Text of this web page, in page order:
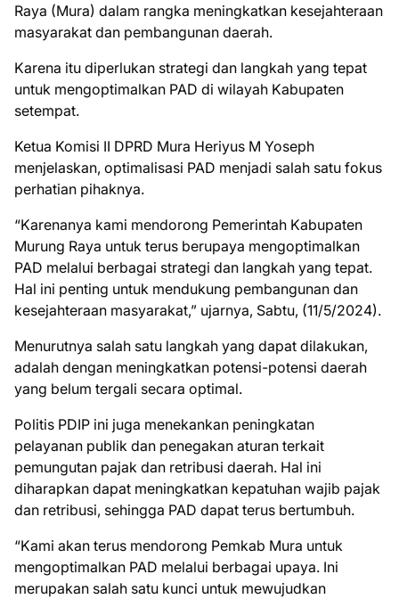
Raya (Mura) dalam rangka meningkatkan kesejahteraan
masyarakat dan pembangunan daerah.
Karena itu diperlukan strategi dan langkah yang tepat
untuk mengoptimalkan PAD di wilayah Kabupaten
setempat.
Ketua Komisi II DPRD Mura Heriyus M Yoseph
menjelaskan, optimalisasi PAD menjadi salah satu fokus
perhatian pihaknya.
“Karenanya kami mendorong Pemerintah Kabupaten
Murung Raya untuk terus berupaya mengoptimalkan
PAD melalui berbagai strategi dan langkah yang tepat.
Hal ini penting untuk mendukung pembangunan dan
kesejahteraan masyarakat,” ujarnya, Sabtu, (11/5/2024).
Menurutnya salah satu langkah yang dapat dilakukan,
adalah dengan meningkatkan potensi-potensi daerah
yang belum tergali secara optimal.
Politis PDIP ini juga menekankan peningkatan
pelayanan publik dan penegakan aturan terkait
pemungutan pajak dan retribusi daerah. Hal ini
diharapkan dapat meningkatkan kepatuhan wajib pajak
dan retribusi, sehingga PAD dapat terus bertumbuh.
“Kami akan terus mendorong Pemkab Mura untuk
mengoptimalkan PAD melalui berbagai upaya. Ini
merupakan salah satu kunci untuk mewujudkan